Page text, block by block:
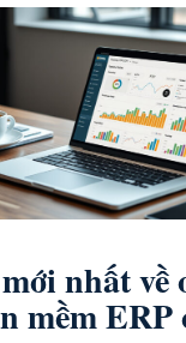
nhất về
mềm